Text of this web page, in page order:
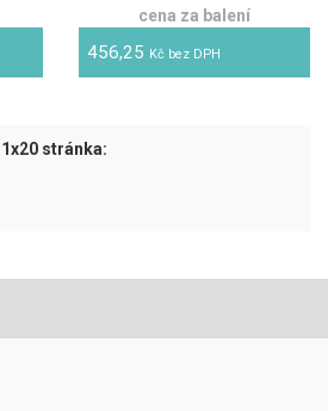
cena za balení
456,25 Kč bez DPH
stránka: